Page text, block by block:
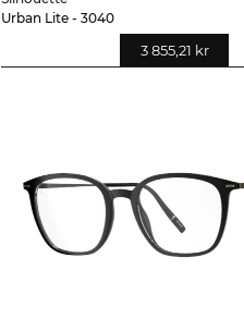
Urban Lite - 3040
3 855,21 kr